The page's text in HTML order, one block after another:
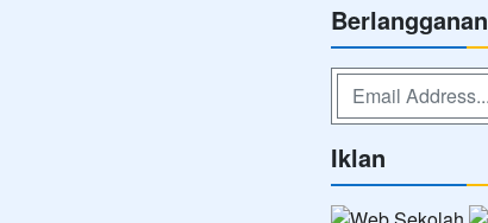
Berlangganan
Iklan